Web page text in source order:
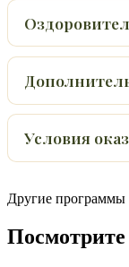
Условия
Другие программы